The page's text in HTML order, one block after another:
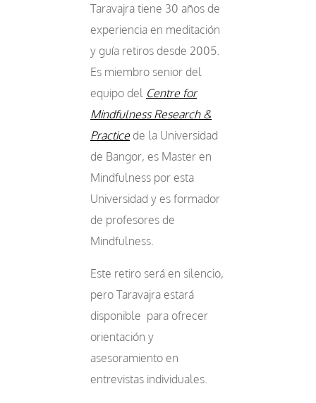
Taravajra tiene 30 años de
experiencia en meditación
y guía retiros desde 2005.
Es miembro senior del
equipo del Centre for
Mindfulness Research &
Practice de la Universidad
de Bangor, es Master en
Mindfulness por esta
Universidad y es formador
de profesores de
Mindfulness.
Este retiro será en silencio,
pero Taravajra estará
disponible para ofrecer
orientación y
asesoramiento en
entrevistas individuales.